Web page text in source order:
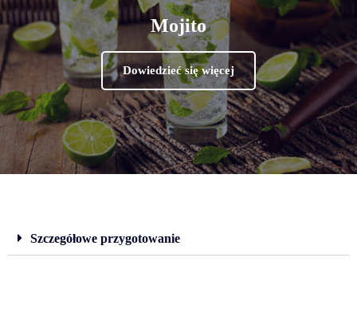
Mojito
Dowiedzieć się więcej
Szczegółowe przygotowanie